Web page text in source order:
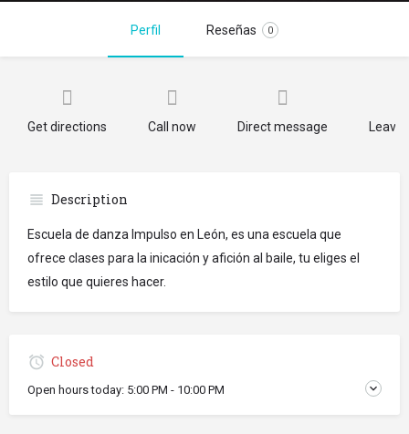
Perfil Reseñas 0
Get directions Call now Direct message
Description
Escuela de danza Impulso en León, es una escuela que
ofrece clases para la inicación y afición al baile, tu eliges el
estilo que quieres hacer.
Closed
Open hours today: 5:00 PM - 10:00 PM